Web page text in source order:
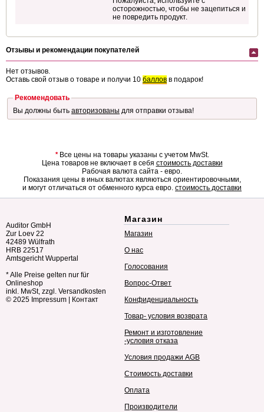
осторожностью, чтобы не зацепиться и
не повредить продукт.
Отзывы и рекомендации покупателей
Нет отзывов.
Оставь свой отзыв о товаре и получи 10 баллов в подарок!
Рекомендовать
Вы должны быть авторизованы для отправки отзыва!
*Все цены на товары указаны с учетом MwSt.
Цена товаров не включает в себя стоимость доставки
Рабочая валюта сайта - евро.
Показания цены в иных валютах являються ориентировочными,
и могут отличаться от обменного курса евро. стоимость доставки
Auditor GmbH
Zur Loev 22
42489 Wülfrath
HRB 22517
Amtsgericht Wuppertal
* Alle Preise gelten nur für
Onlineshop
inkl. MwSt, zzgl. Versandkosten
© 2025 Impressum Контакт
Магазин
Магазин
О нас
Голосования
Вопрос-Ответ
Конфиденциальность
Товар- условия возврата
Ремонт и изготовление
-условия отказа
Условия продажи AGB
Стоимость доставки
Оплата
Производители